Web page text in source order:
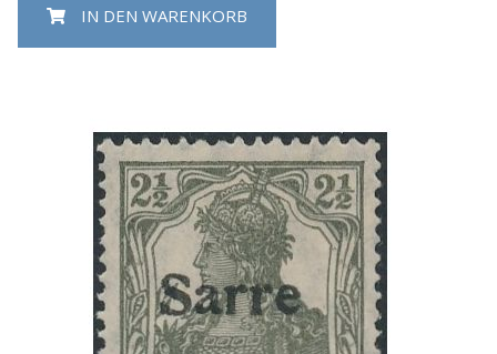
IN DEN WARENKORB